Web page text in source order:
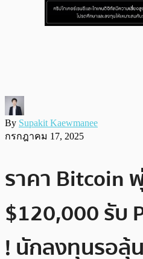
By Supakit Kaewmanee
กรกฎาคม 17, 2025
ราคา Bitcoin
$120,000 รับ
! นักลงทุนรอลุ้